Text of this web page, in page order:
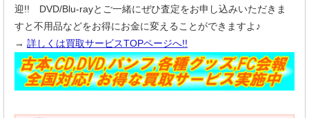
迎!! DVD/Blu-rayとご一緒にぜひ査定をお申し込みいただきま
すと不用品などをお得にお金に変えることができますよ♪
→ 詳しくは買取サービスTOPページへ!!